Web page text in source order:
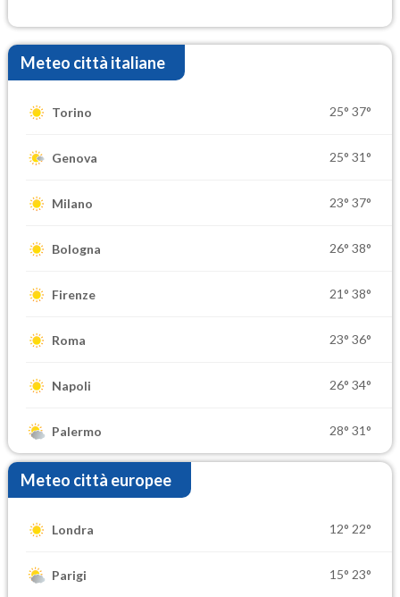
Meteo città italiane
Torino 25° 37°
Genova 25° 31°
Milano 23° 37°
Bologna 26° 38°
Firenze 21° 38°
Roma 23° 36°
Napoli 26° 34°
Palermo 28° 31°
Meteo città europee
Londra 12° 22°
Parigi 15° 23°